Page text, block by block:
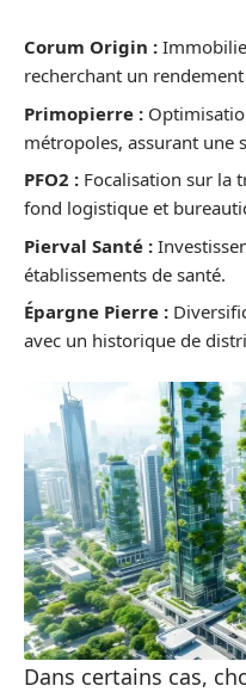
Corum Origin :
recherchant un
Primopierre :
métropoles, assurant une
PFO2 : Focalisation sur la
fond logistique et
Pierval Santé :
établissements de santé.
Épargne Pierre :
avec un historique de
Dans certains cas,